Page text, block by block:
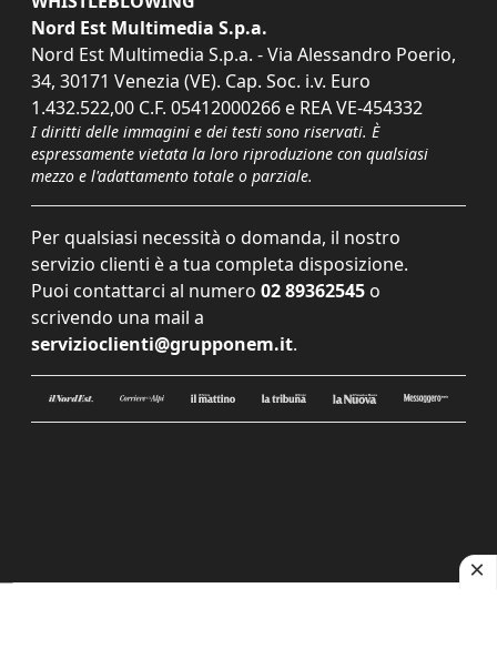
Nord Est Multimedia S.p.a.
Nord Est Multimedia S.p.a. - Via Alessandro Poerio,
34, 30171 Venezia (VE). Cap. Soc. i.v. Euro
1.432.522,00 C.F. 05412000266 e REA VE-454332
I diritti delle immagini e dei testi sono riservati. È
espressamente vietata la loro riproduzione con qualsiasi
mezzo e l'adattamento totale o parziale.
Per qualsiasi necessità o domanda, il nostro
servizio clienti è a tua completa disposizione.
Puoi contattarci al numero 02 89362545 o
scrivendo una mail a
servizioclienti@grupponem.it.